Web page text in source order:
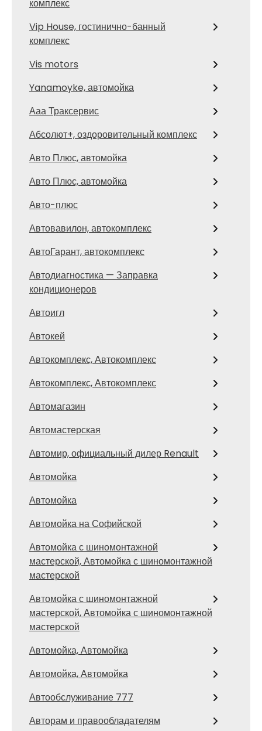
комплекс
Vip House, гостинично-банный
комплекс
Vis motors
Yanamoyke, автомойка
Ааа Траксервис
Абсолют+, оздоровительный комплекс
Авто Плюс, автомойка
Авто Плюс, автомойка
Авто-плюс
Автовавилон, автокомплекс
АвтоГарант, автокомплекс
Автодиагностика — Заправка
кондиционеров
Автоигл
Автокей
Автокомплекс, Автокомплекс
Автокомплекс, Автокомплекс
Автомагазин
Автомастерская
Автомир, официальный дилер Renault
Автомойка
Автомойка
Автомойка на Софийской
Автомойка с шиномонтажной
мастерской, Автомойка с шиномонтажной
мастерской
Автомойка с шиномонтажной
мастерской, Автомойка с шиномонтажной
мастерской
Автомойка, Автомойка
Автомойка, Автомойка
Автообслуживание 777
Авторам и правообладателям